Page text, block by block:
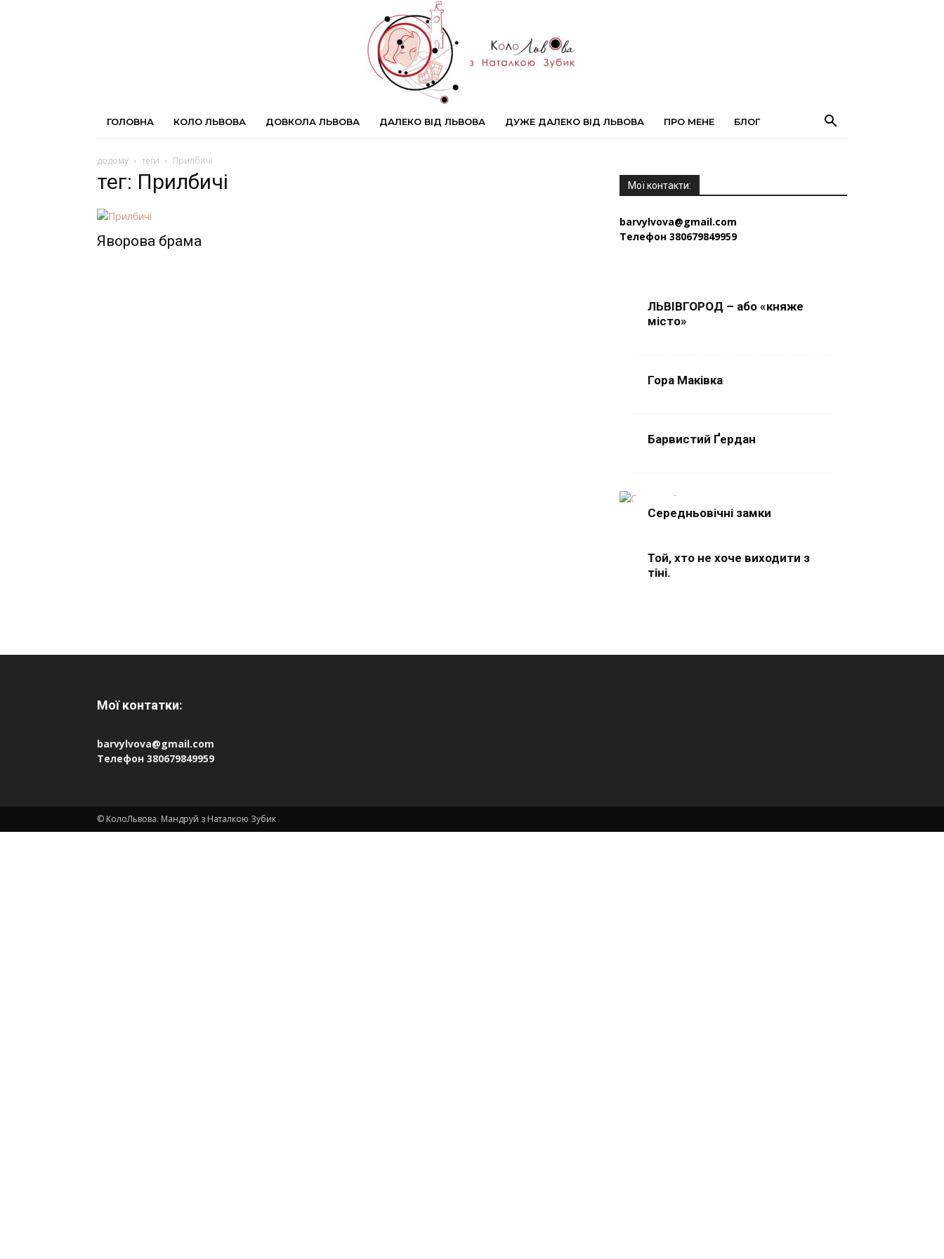
ГОЛОВНА КОЛО ЛЬВОВА ДОВКОЛА ЛЬВОВА ДАЛЕКО ВІД ЛЬВОВА ДУЖЕ ДАЛЕКО ВІД ЛЬВОВА ПРО МЕНЕ БЛОГ
додому теги Прилбичі
тег: Прилбичі
Яворова брама
Мої контакти:
barvylvova@gmail.com
Телефон 380679849959
ЛЬВІВГОРОД – або «княже
місто»
Гора Маківка
Барвистий Ґердан
Середньовічні замки
Той, хто не хоче виходити з
тіні.
Мої контатки:
barvylvova@gmail.com
Телефон 380679849959
© КолоЛьвова. Мандруй з Наталкою Зубик